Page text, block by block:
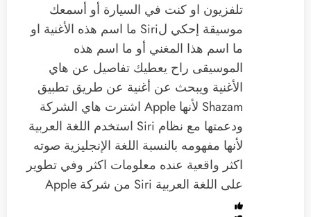
تلفزيون او كنت في السيارة أو أسمعك
موسيقة إحكي ‫لSiri‬ ما اسم هذه الأغنية او
ما اسم هذا المغني أو ما اسم هذه
الموسيقى ‏راح يعطيك تفاصيل عن هاي
الأغنية ويبحث عن أغنية عن طريق تطبيق
Shazam لأنها Apple اشترت هاي الشركة
ودعمتها مع نظام Siri استخدم اللغة العربية
لأنها مفهومه بالنسبة اللغة الإنجليزية صوته
اكثر واقعية عنده معلومات اكثر وفي تطوير
على اللغة العربية Siri من شركة Apple